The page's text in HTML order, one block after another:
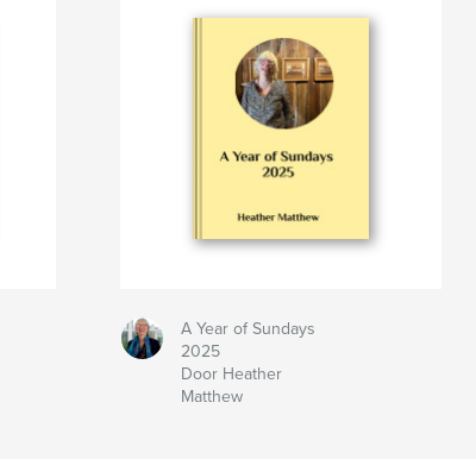
A Year of Sundays
2025
Door Heather
Matthew